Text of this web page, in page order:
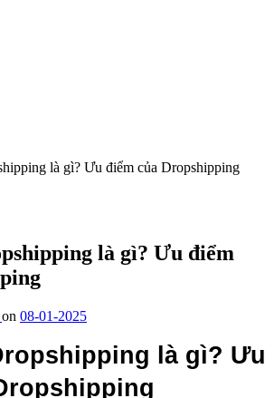
là gì? Ưu điểm của Dropshipping
là gì? Ưu điểm
on 08-01-2025
là gì? Ưu